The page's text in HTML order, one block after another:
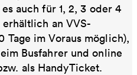
auch für 1, 2, 3 oder 4
an VVS-
Tage im Voraus möglich),
Busfahrer und online
als HandyTicket.